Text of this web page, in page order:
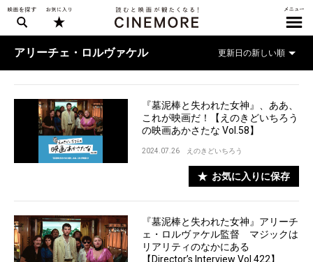
アリーチェ・ロルヴァケル
『墓泥棒と失われた女神』、ああ、
これが映画だ！【えのきどいちろう
の映画あかさたな Vol.58】
2024.07.26 えのきどいちろう
お気に入りに保存
『墓泥棒と失われた女神』アリーチ
ェ・ロルヴァケル監督 マジックは
リアリティのなかにある
【Director’s Interview Vol.422】